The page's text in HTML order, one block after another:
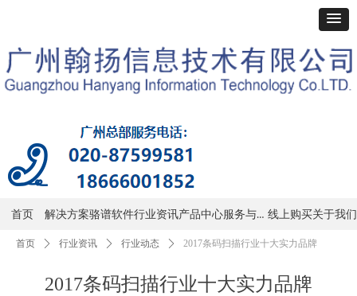
首页 解决方案骆谱软件行业资讯产品中心 服务与支持 线上购买关于我们
2017条码扫描行业十大实力品牌
首页 ꄲ 行业资讯 ꄲ 行业动态 ꄲ 2017条码扫描行业十大实力品牌